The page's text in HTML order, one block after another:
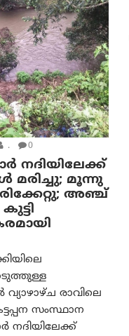
. 0
നദിയിലേക്ക്
മരിച്ചു; മൂന്നു
അഞ്ച്
വ്യാഴാഴ്ച രാവിലെ
സംസ്ഥാന
നദിയിലേക്ക്